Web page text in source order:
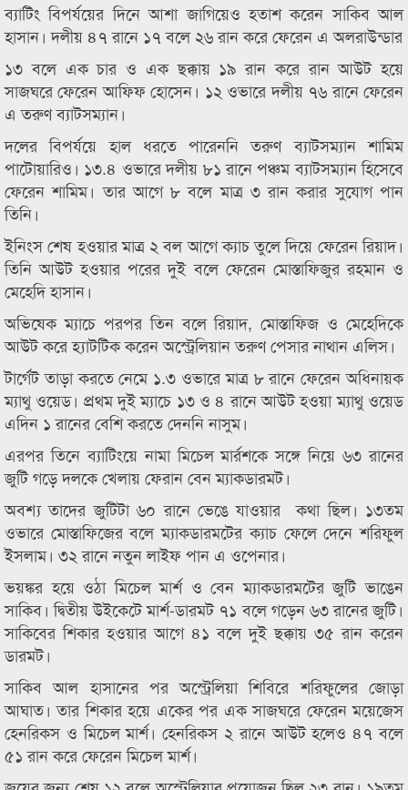
ব্যাটিং বিপর্যয়ের দিনে আশা জাগিয়েও হতাশ করেন সাকিব আল
হাসান। দলীয় ৪৭ রানে ১৭ বলে ২৬ রান করে ফেরেন এ অলরাউন্ডার
১৩ বলে এক চার ও এক ছক্কায় ১৯ রান করে রান আউট হয়ে
সাজঘরে ফেরেন আফিফ হোসেন। ১২ ওভারে দলীয় ৭৬ রানে ফেরেন
এ তরুণ ব্যাটসম্যান।
দলের বিপর্যয়ে হাল ধরতে পারেননি তরুণ ব্যাটসম্যান শামিম
পাটোয়ারিও। ১৩.৪ ওভারে দলীয় ৮১ রানে পঞ্চম ব্যাটসম্যান হিসেবে
ফেরেন শামিম। তার আগে ৮ বলে মাত্র ৩ রান করার সুযোগ পান
তিনি।
ইনিংস শেষ হওয়ার মাত্র ২ বল আগে ক্যাচ তুলে দিয়ে ফেরেন রিয়াদ।
তিনি আউট হওয়ার পরের দুই বলে ফেরেন মোস্তাফিজুর রহমান ও
মেহেদি হাসান।
অভিষেক ম্যাচে পরপর তিন বলে রিয়াদ, মোস্তাফিজ ও মেহেদিকে
আউট করে হ্যাটটিক করেন অস্ট্রেলিয়ান তরুণ পেসার নাথান এলিস।
টার্গেট তাড়া করতে নেমে ১.৩ ওভারে মাত্র ৮ রানে ফেরেন অধিনায়ক
ম্যাথু ওয়েড। প্রথম দুই ম্যাচে ১৩ ও ৪ রানে আউট হওয়া ম্যাথু ওয়েড
এদিন ১ রানের বেশি করতে দেননি নাসুম।
এরপর তিনে ব্যাটিংয়ে নামা মিচেল মার্রশকে সঙ্গে নিয়ে ৬৩ রানের
জুটি গড়ে দলকে খেলায় ফেরান বেন ম্যাকডারমট।
অবশ্য তাদের জুটিটা ৬০ রানে ভেঙে যাওয়ার কথা ছিল। ১৩তম
ওভারে মোস্তাফিজের বলে ম্যাকডারমটের ক্যাচ ফেলে দেনে শরিফুল
ইসলাম। ৩২ রানে নতুন লাইফ পান এ ওপেনার।
ভয়ঙ্কর হয়ে ওঠা মিচেল মার্শ ও বেন ম্যাকডারমটের জুটি ভাঙেন
সাকিব। দ্বিতীয় উইকেটে মার্শ-ডারমট ৭১ বলে গড়েন ৬৩ রানের জুটি।
সাকিবের শিকার হওয়ার আগে ৪১ বলে দুই ছক্কায় ৩৫ রান করেন
ডারমট।
সাকিব আল হাসানের পর অস্ট্রেলিয়া শিবিরে শরিফুলের জোড়া
আঘাত। তার শিকার হয়ে একের পর এক সাজঘরে ফেরেন ময়েজেস
হেনরিকস ও মিচেল মার্শ। হেনরিকস ২ রানে আউট হলেও ৪৭ বলে
৫১ রান করে ফেরেন মিচেল মার্শ।